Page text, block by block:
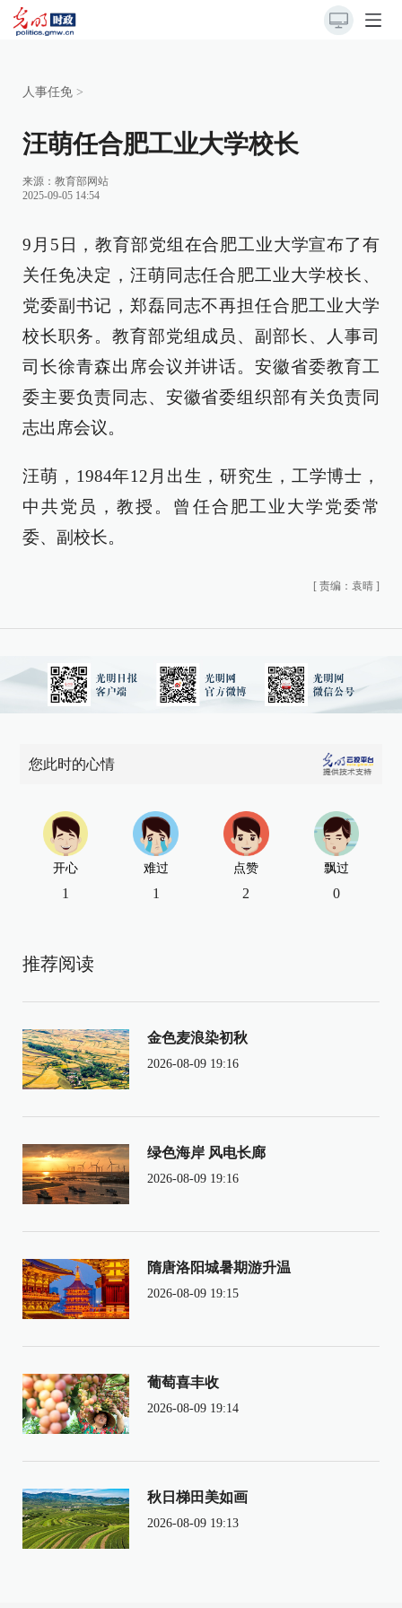
人事任免 >
汪萌任合肥工业大学校长
来源： 教育部网站
2025-09-05 14:54
9月5日，教育部党组在合肥工业大学宣布了有
关任免决定，汪萌同志任合肥工业大学校长、
党委副书记，郑磊同志不再担任合肥工业大学
校长职务。教育部党组成员、副部长、人事司
司长徐青森出席会议并讲话。安徽省委教育工
委主要负责同志、安徽省委组织部有关负责同
志出席会议。
汪萌，1984年12月出生，研究生，工学博士，
中共党员，教授。曾任合肥工业大学党委常
委、副校长。
[ 责编：袁晴 ]
您此时的心情
开心
1
难过
1
点赞
2
飘过
0
推荐阅读
金色麦浪染初秋
2026-08-09 19:16
绿色海岸 风电长廊
2026-08-09 19:16
隋唐洛阳城暑期游升温
2026-08-09 19:15
葡萄喜丰收
2026-08-09 19:14
秋日梯田美如画
2026-08-09 19:13